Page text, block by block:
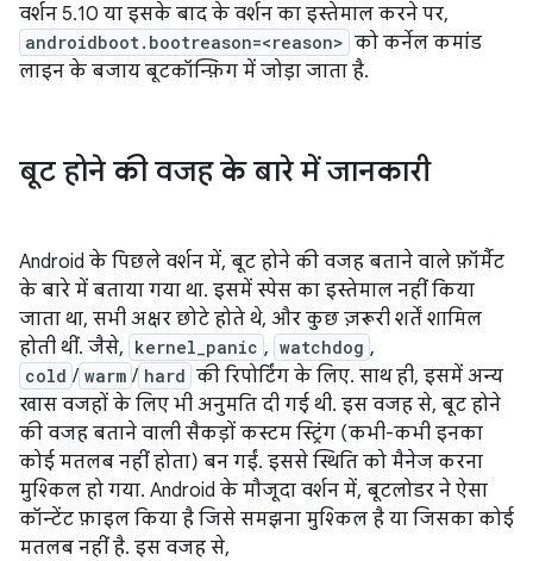
वर्शन 5.10 या इसके बाद के वर्शन का इस्तेमाल करने पर,
androidboot.bootreason=<reason> को कर्नेल कमांड
लाइन के बजाय बूटकॉन्फ़िग में जोड़ा जाता है.
बूट होने की वजह के बारे में जानकारी
Android के पिछले वर्शन में, बूट होने की वजह बताने वाले फ़ॉर्मैट
के बारे में बताया गया था. इसमें स्पेस का इस्तेमाल नहीं किया
जाता था, सभी अक्षर छोटे होते थे, और कुछ ज़रूरी शर्तें शामिल
होती थीं. जैसे, kernel_panic , watchdog ,
cold / warm / hard की रिपोर्टिंग के लिए. साथ ही, इसमें अन्य
खास वजहों के लिए भी अनुमति दी गई थी. इस वजह से, बूट होने
की वजह बताने वाली सैकड़ों कस्टम स्ट्रिंग (कभी-कभी इनका
कोई मतलब नहीं होता) बन गईं. इससे स्थिति को मैनेज करना
मुश्किल हो गया. Android के मौजूदा वर्शन में, बूटलोडर ने ऐसा
कॉन्टेंट फ़ाइल किया है जिसे समझना मुश्किल है या जिसका कोई
मतलब नहीं है. इस वजह से,